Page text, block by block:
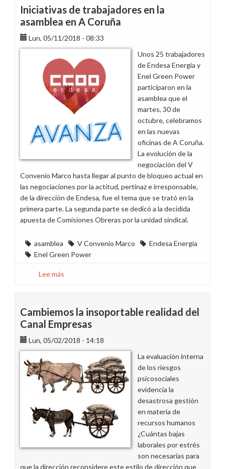
estructura
B2B
Iniciativas de trabajadores en la
asamblea en A Coruña
Lun, 05/11/2018 - 08:33
Unos 25 trabajadores
de Endesa Energía y
Enel Green Power
participaron en la
asamblea que el
martes, 30 de
octubre, celebramos
en las nuevas
oficinas de A Coruña.
La evolución de la
negociación del V
Convenio Marco hasta llegar al punto de bloqueo actual en
las negociaciones por la actitud, pertinaz e irresponsable,
de la dirección de Endesa, fue el tema que se trató en la
primera parte. La segunda parte se dedicó a la decidida
apuesta de Comisiones Obreras por la unidad sindical.
asamblea V Convenio Marco
Endesa Energía
Enel Green Power
Lee más
trabajadores
en
la
asamblea
en
A
Coruña
Cambiemos la insoportable realidad del
Canal Empresas
Lun, 05/02/2018 - 14:18
La evaluación interna
de los riesgos
psicosociales
evidencia la
desastrosa gestión
en materia de
recursos humanos
¿Cuántas bajas
laborales por estrés
son necesarias para
que la dirección reconsidere este estilo de dirección que